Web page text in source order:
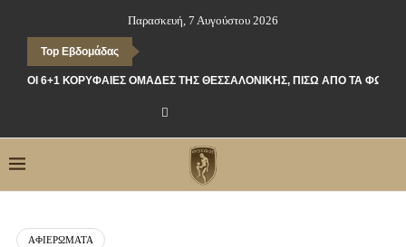
Παρασκευή, 7 Αυγούστου 2026
Top Εβδομάδας
ΟΙ 6+1 ΚΟΡΥΦΑΊΕΣ ΟΜΆΔΕΣ ΤΗΣ ΘΕΣΣΑΛΟΝΊΚΗΣ, ΠΊΣΩ ΑΠΌ ΤΑ ΦΏΤΑ
ΑΦΙΕΡΏΜΑΤΑ